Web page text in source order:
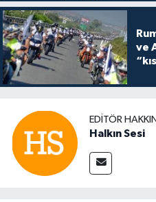
ve
EDITÖR
Halkın Sesi